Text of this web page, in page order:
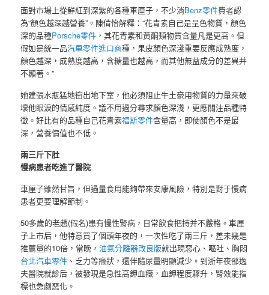
面對市場上從鮮紅到深紫的各種車厘子，不少消Benz零件費者認
為“顏色越深越營養”。陳倩怡解釋：“花青素自己是呈色物質，顏色
深的品種Porsche零件 ，其花青素和黃酮類物質含量凡是更高。但
假如是統一品汽車零件進口商種，果皮顏色深淺重要反應成熟度，
顏色越深，成熟度越高，含糖量也越高，而其他無益成分的差異并
不顯著。”
她建張水瓶猛地衝出地下室，他必須阻止牛土豪用物質的力量來破
壞他眼淚的情感純度。議不用過分尋求顏色深淺，更應關注品種特
徵。好比有的品種自己花青素福斯零件含量高，即使顏色不是最
深，營養價值也不低。
兩三斤下肚
慢病患者吃進了醫院
車厘子雖然甘旨，但過量食用能夠帶來安康風險，特別是對于慢病
患者更要理解節制。
50多歲的老趙(假名)患有慢性腎病，日常飲食把持并不嚴格。車厘
子上市后，他特意買了個頭年夜的，一次性吃了兩三斤，差未幾是
推薦量的10倍，當晚，油氣分離器改良版就出現惡心、嘔吐、胸悶
台北汽車零件 、乏力等癥狀，還伴隨尿量明顯減少。到浙年夜邵逸
夫醫院就診后，被發現是急性高鉀血癥，血鉀程度驟升，腎效能指
標也急劇惡化。